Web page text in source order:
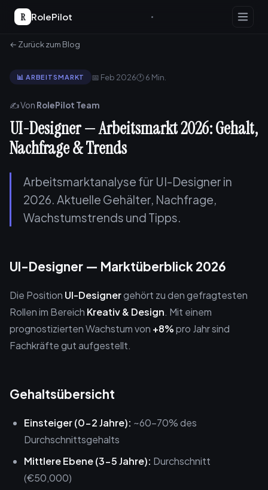
R RolePilot
← Zurück zum Blog
📊 ARBEITSMARKT 📅 Feb 2026🕐 6 Min.
✍️ Von RolePilot Team
UI-Designer — Arbeitsmarkt 2026: Gehalt,
Nachfrage & Trends
Arbeitsmarktanalyse für UI-Designer in
2026. Aktuelle Gehälter, Nachfrage,
Wachstumstrends und Tipps.
UI-Designer — Marktüberblick 2026
Die Position UI-Designergehört zu den gefragtesten
Rollen im Bereich Kreativ & Design. Mit einem
prognostizierten Wachstum von +8%pro Jahr sind
Fachkräfte gut aufgestellt.
Gehaltsübersicht
Einsteiger (0-2 Jahre): ~60-70% des
Durchschnittsgehalts
Mittlere Ebene (3-5 Jahre): Durchschnitt
(€50,000)